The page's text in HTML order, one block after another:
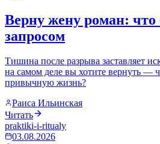
Верну жену роман: что
запросом
Тишина после разрыва заставляет
на самом деле вы хотите вернуть —
привычную жизнь?
Раиса Ильинская
Читать
praktiki-i-ritualy
03.08.2026